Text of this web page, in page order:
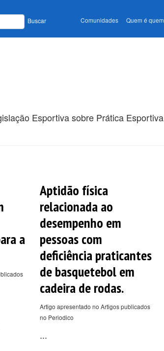
Buscar Comunidades Quem é quem
Esportiva sobre Prática Esportiva
a
Aptidão física
relacionada ao
desempenho em
pessoas com
deficiência praticantes
de basquetebol em
cadeira de rodas.
Artigo apresentado no Artigos publicados
no Periodico
...